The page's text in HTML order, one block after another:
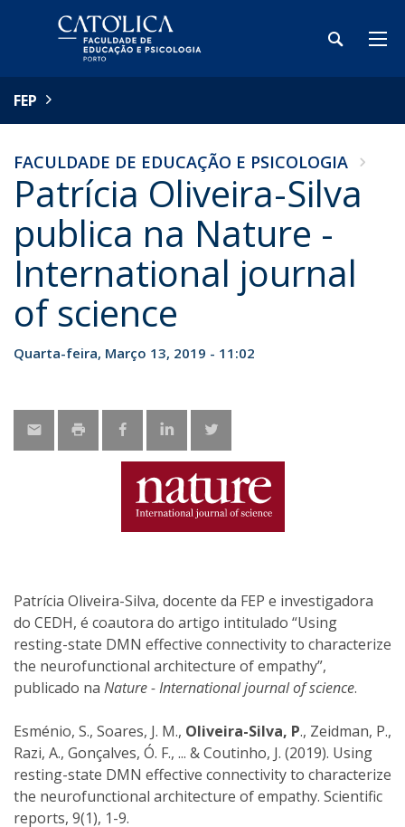
FEP
FACULDADE DE EDUCAÇÃO E PSICOLOGIA
Patrícia Oliveira-Silva
publica na Nature -
International journal
of science
Quarta-feira, Março 13, 2019 - 11:02
Patrícia Oliveira-Silva, docente da FEP e investigadora
do CEDH, é coautora do artigo intitulado “Using
resting-state DMN effective connectivity to characterize
the neurofunctional architecture of empathy”,
publicado na Nature - International journal of science.
Esménio, S., Soares, J. M., Oliveira-Silva, P., Zeidman, P.,
Razi, A., Gonçalves, Ó. F., ... & Coutinho, J. (2019). Using
resting-state DMN effective connectivity to characterize
the neurofunctional architecture of empathy. Scientific
reports, 9(1), 1-9.